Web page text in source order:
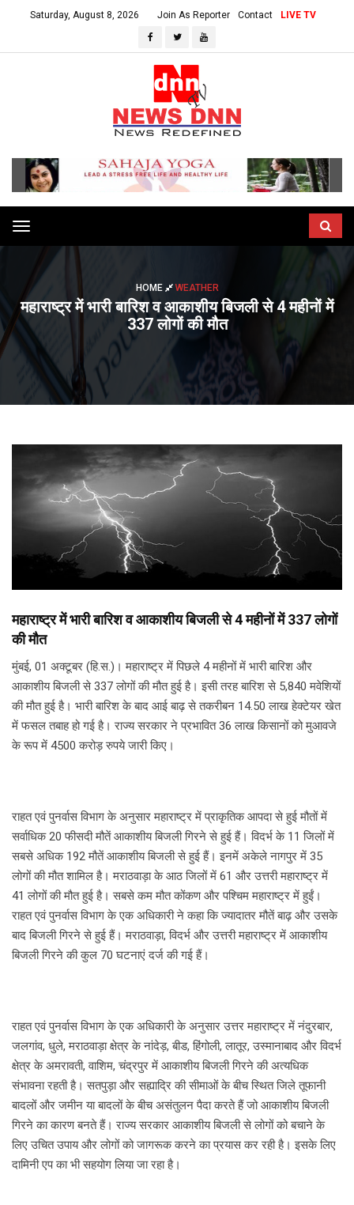
Saturday, August 8, 2026 Join As Reporter Contact LIVE TV
Toggle
navigation
HOME WEATHER
महाराष्ट्र में भारी बारिश व आकाशीय बिजली से 4 महीनों में
337 लोगों की मौत
महाराष्ट्र में भारी बारिश व आकाशीय बिजली से 4 महीनों में 337 लोगों
की मौत
मुंबई, 01 अक्टूबर (हि.स.)। महाराष्ट्र में पिछले 4 महीनों में भारी बारिश और
आकाशीय बिजली से 337 लोगों की मौत हुई है। इसी तरह बारिश से 5,840 मवेशियों
की मौत हुई है। भारी बारिश के बाद आई बाढ़ से तकरीबन 14.50 लाख हेक्टेयर खेत
में फसल तबाह हो गई है। राज्य सरकार ने प्रभावित 36 लाख किसानों को मुआवजे
के रूप में 4500 करोड़ रुपये जारी किए।
राहत एवं पुनर्वास विभाग के अनुसार महाराष्ट्र में प्राकृतिक आपदा से हुई मौतों में
सर्वाधिक 20 फीसदी मौतें आकाशीय बिजली गिरने से हुई हैं। विदर्भ के 11 जिलों में
सबसे अधिक 192 मौतें आकाशीय बिजली से हुई हैं। इनमें अकेले नागपुर में 35
लोगों की मौत शामिल है। मराठवाड़ा के आठ जिलों में 61 और उत्तरी महाराष्ट्र में
41 लोगों की मौत हुई है। सबसे कम मौत कोंकण और पश्चिम महाराष्ट्र में हुईं।
राहत एवं पुनर्वास विभाग के एक अधिकारी ने कहा कि ज्यादातर मौतें बाढ़ और उसके
बाद बिजली गिरने से हुई हैं। मराठवाड़ा, विदर्भ और उत्तरी महाराष्ट्र में आकाशीय
बिजली गिरने की कुल 70 घटनाएं दर्ज की गई हैं।
राहत एवं पुनर्वास विभाग के एक अधिकारी के अनुसार उत्तर महाराष्ट्र में नंदुरबार,
जलगांव, धुले, मराठवाड़ा क्षेत्र के नांदेड़, बीड, हिंगोली, लातूर, उस्मानाबाद और विदर्भ
क्षेत्र के अमरावती, वाशिम, चंद्रपुर में आकाशीय बिजली गिरने की अत्यधिक
संभावना रहती है। सतपुड़ा और सह्याद्रि की सीमाओं के बीच स्थित जिले तूफानी
बादलों और जमीन या बादलों के बीच असंतुलन पैदा करते हैं जो आकाशीय बिजली
गिरने का कारण बनते हैं। राज्य सरकार आकाशीय बिजली से लोगों को बचाने के
लिए उचित उपाय और लोगों को जागरूक करने का प्रयास कर रही है। इसके लिए
दामिनी एप का भी सहयोग लिया जा रहा है।